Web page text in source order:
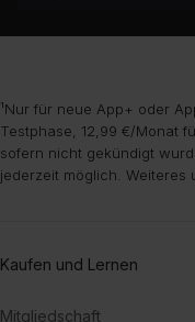
¹Nur für neue App+ oder
Testphase, 12,99 €/Monat
sofern nicht gekündigt
jederzeit möglich. Weiteres
Kaufen und Lernen
Mitgliedschaft